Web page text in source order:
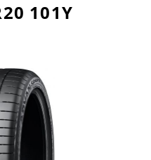
101Y